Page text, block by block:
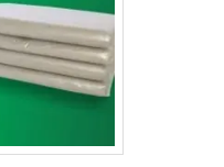
e outros é possível
com ótimo
é uma gráfica de
uma fabricação de
e sofisticação,